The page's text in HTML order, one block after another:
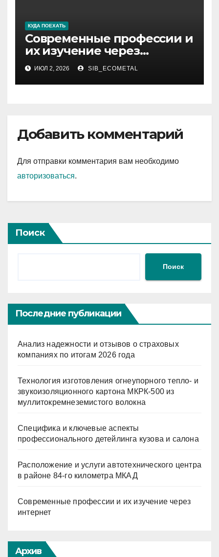
КУДА ПОЕХАТЬ
Современные профессии и
их изучение через
интернет
ИЮЛ 2, 2026 SIB_ECOMETAL
Добавить комментарий
Для отправки комментария вам необходимо
авторизоваться.
Поиск
Поиск
Последние публикации
Анализ надежности и отзывов о страховых
компаниях по итогам 2026 года
Технология изготовления огнеупорного тепло- и
звукоизоляционного картона МКРК-500 из
муллитокремнеземистого волокна
Специфика и ключевые аспекты
профессионального детейлинга кузова и салона
Расположение и услуги автотехнического центра
в районе 84-го километра МКАД
Современные профессии и их изучение через
интернет
Архив